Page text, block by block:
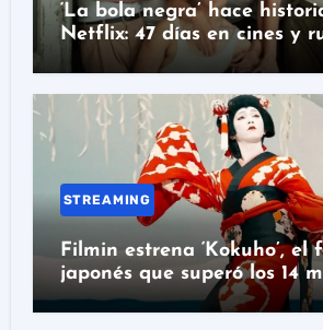
‘La bola negra’ hace
Netflix: 47 días en cines y
Oscar
STREAMING
Filmin estrena ‘Kokuho’, el
japonés que superó los 14
espectadores